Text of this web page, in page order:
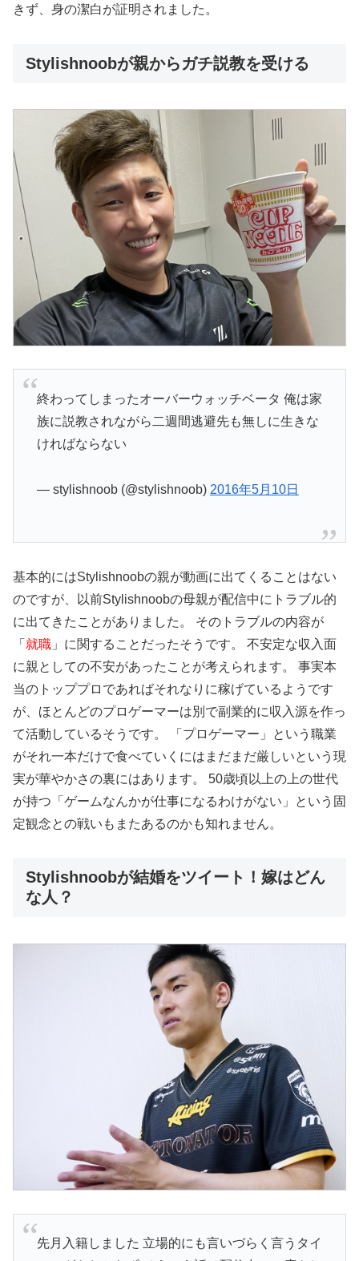
きず、身の潔白が証明されました。
Stylishnoobが親からガチ説教を受ける
終わってしまったオーバーウォッチベータ 俺は家
族に説教されながら二週間逃避先も無しに生きな
ければならない
— stylishnoob (@stylishnoob) 2016年5月10日
基本的にはStylishnoobの親が動画に出てくることはない
のですが、以前Stylishnoobの母親が配信中にトラブル的
に出てきたことがありました。 そのトラブルの内容が
「 就職 」に関することだったそうです。 不安定な収入面
に親としての不安があったことが考えられます。 事実本
当のトッププロであればそれなりに稼げているようです
が、ほとんどのプロゲーマーは別で副業的に収入源を作っ
て活動しているそうです。 「プロゲーマー」という職業
がそれ一本だけで食べていくにはまだまだ厳しいという現
実が華やかさの裏にはあります。 50歳頃以上の上の世代
が持つ「ゲームなんかが仕事になるわけがない」という固
定観念との戦いもまたあるのかも知れません。
Stylishnoobが結婚をツイート！嫁はどん
な人？
先月入籍しました 立場的にも言いづらく言うタイ